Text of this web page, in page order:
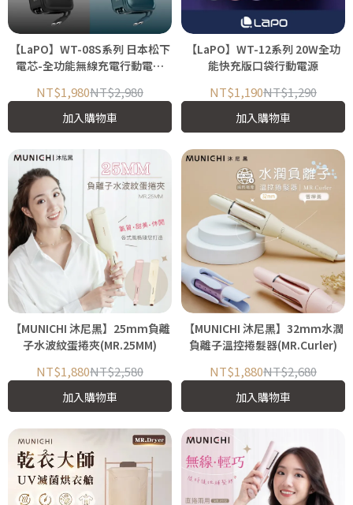
【LaPO】WT-08S系列 日本松下
電芯-全功能無線充電行動電源
NT$1,980NT$2,980
加入購物車
【LaPO】WT-12系列 20W全功
能快充版口袋行動電源
NT$1,190NT$1,290
加入購物車
【MUNICHI 沐尼黑】25mm負離
子水波紋蛋捲夾(MR.25MM)
NT$1,880NT$2,580
加入購物車
【MUNICHI 沐尼黑】32mm水潤
負離子溫控捲髮器(MR.Curler)
NT$1,880NT$2,680
加入購物車